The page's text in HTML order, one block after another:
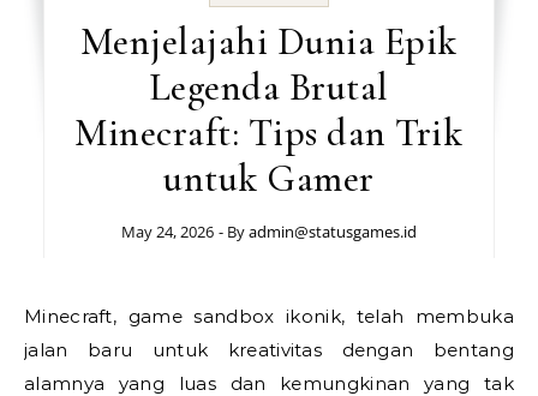
Menjelajahi Dunia Epik
Legenda Brutal
Minecraft: Tips dan Trik
untuk Gamer
May 24, 2026 - Byadmin@statusgames.id
Minecraft, game sandbox ikonik, telah membuka
jalan baru untuk kreativitas dengan bentang
alamnya yang luas dan kemungkinan yang tak